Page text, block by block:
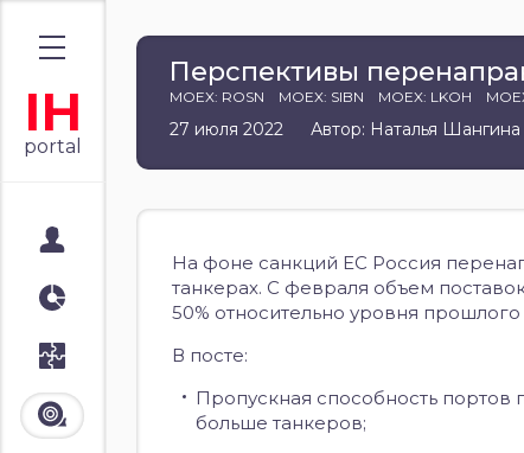
IH
portal
Аналитика
Стратегии
Лента
Перспективы
MOEX: ROSN MOEX: SIBN MOEX: LKOH
27 июля 2022 Автор: Наталья Шангина
На фоне санкций ЕС Россия
танкерах. С февраля объем
50% относительно уровня
В посте:
Пропускная способность портов
больше танкеров;